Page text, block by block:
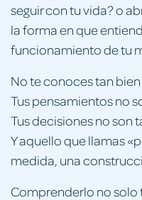
seguir con tu vida? o
la forma en que
funcionamiento de tu
No te conoces tan
Tus pensamientos no
Tus decisiones no son
Y aquello que llamas
medida, una
Comprenderlo no